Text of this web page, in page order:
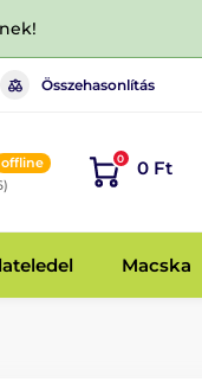
Összehasonlítás
offline
0 0 Ft
Macska